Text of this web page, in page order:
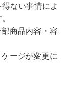
ない事情によ
商品内容・容
ージが変更に